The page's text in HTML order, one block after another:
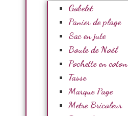
Gobelet
Panier de plage
Sac en jute
Boule de Noël
Pochette en coton
Tasse
Marque Page
Metre Bricoleur